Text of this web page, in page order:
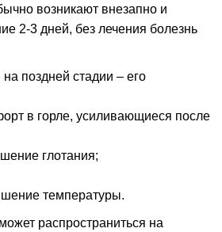
возникают внезапно и
2-3 дней, без лечения болезнь
поздней стадии – его
в горле, усиливающиеся после
глотания;
температуры.
распространиться на